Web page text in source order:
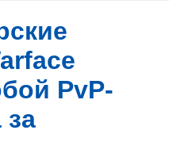
PvP-